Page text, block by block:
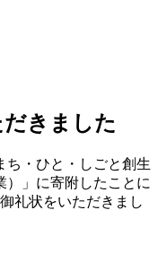
きました
ち・ひと・しごと創生
）」に寄附したことに
礼状をいただきまし